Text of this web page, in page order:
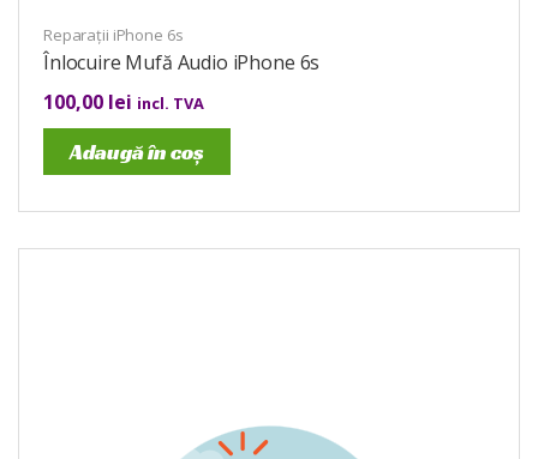
Reparații iPhone 6s
Înlocuire Mufă Audio iPhone 6s
100,00 lei incl. TVA
Adaugă în coș